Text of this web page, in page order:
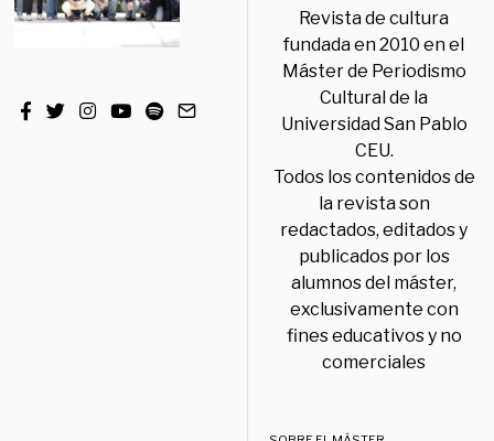
Revista de cultura
fundada en 2010 en el
Máster de Periodismo
Cultural de la
Universidad San Pablo
CEU.
Todos los contenidos de
la revista son
redactados, editados y
publicados por los
alumnos del máster,
exclusivamente con
fines educativos y no
comerciales